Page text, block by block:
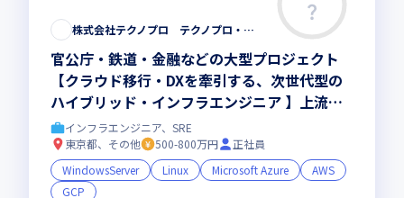
株式会社テクノプロ テクノプロ・エンジニアリング社
官公庁・鉄道・金融などの大型プロジェクト
【クラウド移行・DXを牽引する、次世代型の
ハイブリッド・インフラエンジニア 】上流工
程やリーダーへのステップアップを応援
インフラエンジニア、SRE
東京都、その他
500-800万円
正社員
WindowsServer
Linux Microsoft Azure
AWS
GCP